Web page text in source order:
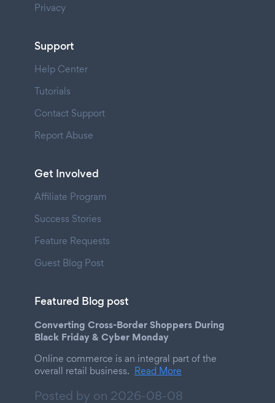
Privacy
Support
Help Center
Tutorials
Contact Support
Report Abuse
Get Involved
Affiliate Program
Success Stories
Feature Requests
Guest Blog Post
Featured Blog post
Converting Cross-Border Shoppers During
Black Friday & Cyber Monday
Online commerce is an integral part of the
overall retail business. Read More
Posted by on 2026-08-08